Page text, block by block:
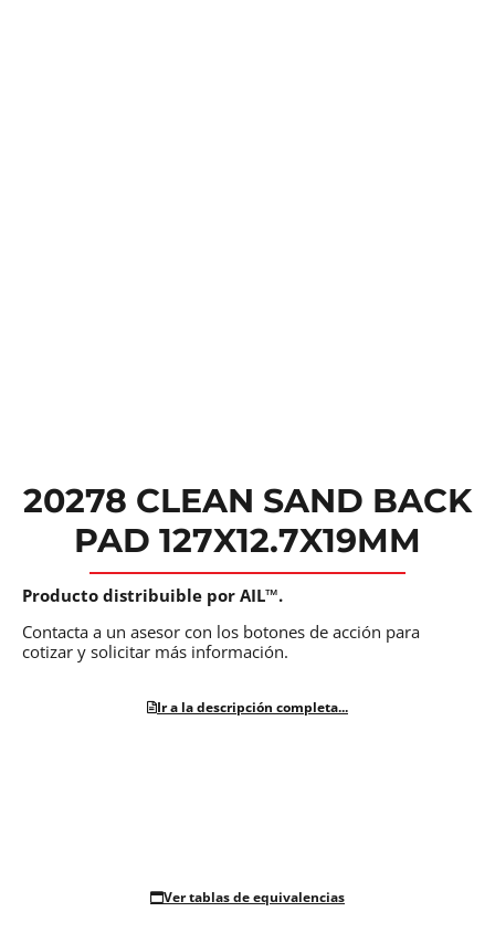
20278 CLEAN SAND BACK
PAD 127X12.7X19MM
Producto distribuible por AIL™.
Contacta a un asesor con los botones de acción para
cotizar y solicitar más información.
Ir a la descripción completa...
Ver tablas de equivalencias